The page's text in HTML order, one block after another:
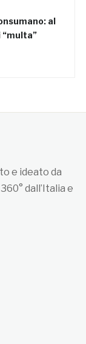
al
“multa”
e ideato da
dall’Italia e